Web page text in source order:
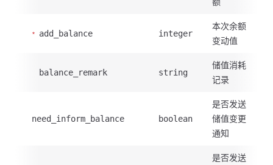
add_balance integer
本次余额
变动值
balance_remark string
储值消耗
记录
need_inform_balance boolean
是否发送
储值变更
通知
是否发送